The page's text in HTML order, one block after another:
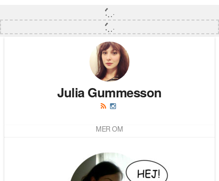
Julia Gummesson
MER OM